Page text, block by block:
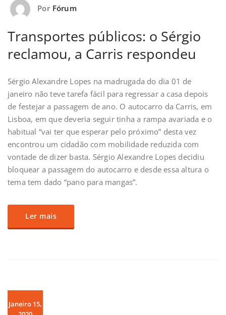
Por Fórum
Transportes públicos: o Sérgio
reclamou, a Carris respondeu
Sérgio Alexandre Lopes na madrugada do dia 01 de
janeiro não teve tarefa fácil para regressar a casa depois
de festejar a passagem de ano. O autocarro da Carris, em
Lisboa, em que deveria seguir tinha a rampa avariada e o
habitual “vai ter que esperar pelo próximo” desta vez
encontrou um cidadão com mobilidade reduzida com
vontade de dizer basta. Sérgio Alexandre Lopes decidiu
bloquear a passagem do autocarro e desde essa altura o
tema tem dado “pano para mangas”.
Ler mais
Janeiro 15,